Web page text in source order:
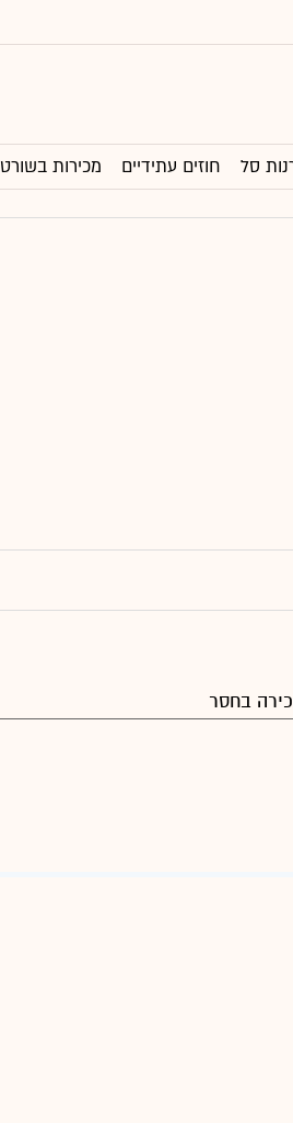
סל חוזים עתידיים מכירות בשורט
בחסר